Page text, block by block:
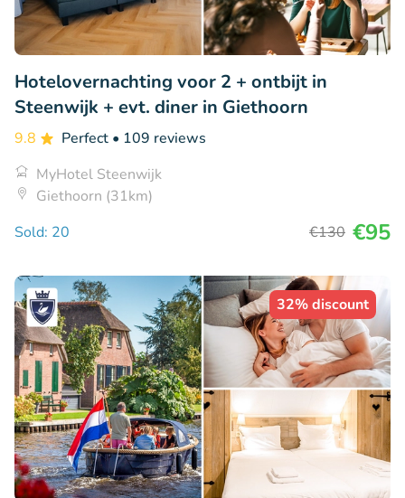
Hotelovernachting voor 2 + ontbijt in
Steenwijk + evt. diner in Giethoorn
9.8 Perfect • 109 reviews
MyHotel Steenwijk
Giethoorn (31km)
Sold: 20
€130 €95
32% discount